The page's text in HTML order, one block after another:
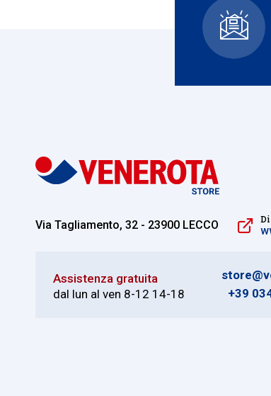
Via Tagliamento, 32 - 23900 LECCO
Assistenza gratuita
dal lun al ven 8-12 14-18
+39